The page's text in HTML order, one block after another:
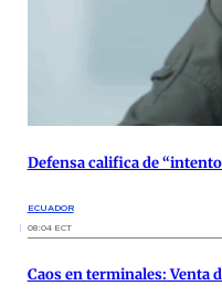
Defensa califica de
ECUADOR
08:04 ECT
Caos en terminales: Venta